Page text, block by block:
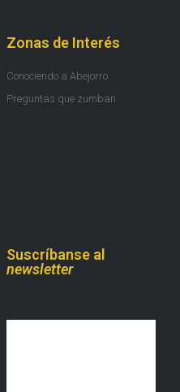
Zonas de Interés
Conociendo a Abejorro
Preguntas que zumban
Suscríbanse al
newsletter